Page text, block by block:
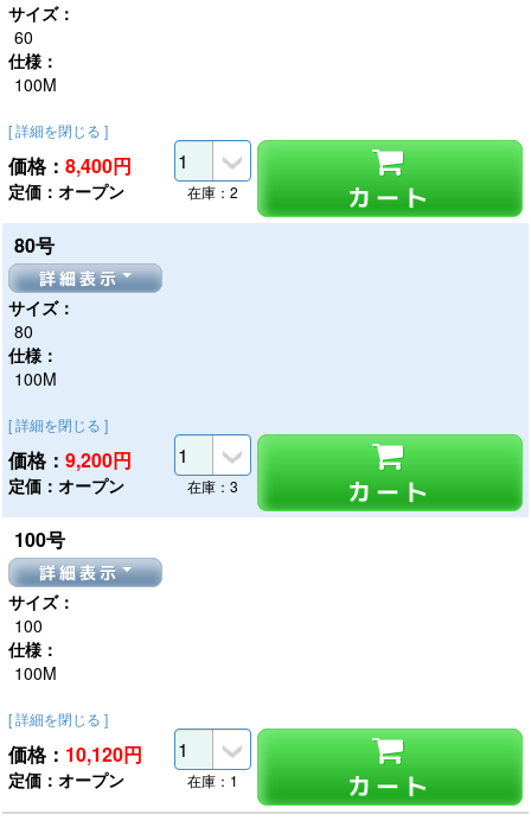
サイズ：
60
仕様：
100M
[ 詳細を閉じる ]
価格： 8,400円
定価：オープン カート
在庫：2
80号
詳細表示
サイズ：
80
仕様：
100M
[ 詳細を閉じる ]
価格： 9,200円
定価：オープン カート
在庫：3
100号
詳細表示
サイズ：
100
仕様：
100M
[ 詳細を閉じる ]
価格： 10,120円
定価：オープン カート
在庫：1